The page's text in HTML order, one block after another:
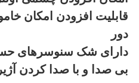
قابلیت افزودن امکان
دور
دارای شک سنوسرهای
بی صدا و با صدا کردن